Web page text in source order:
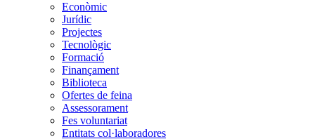
Econòmic
Jurídic
Projectes
Tecnològic
Formació
Finançament
Biblioteca
Ofertes de feina
Assessorament
Fes voluntariat
Entitats col·laboradores